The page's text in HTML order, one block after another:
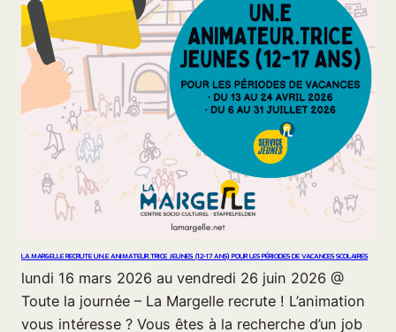
LA MARGELLE RECRUTE UN.E ANIMATEUR.TRICE JEUNES (12-17 ANS) POUR LES PÉRIODES DE VACANCES SCOLAIRES
lundi 16 mars 2026 au vendredi 26 juin 2026 @
Toute la journée – La Margelle recrute ! L’animation
vous intéresse ? Vous êtes à la recherche d’un job